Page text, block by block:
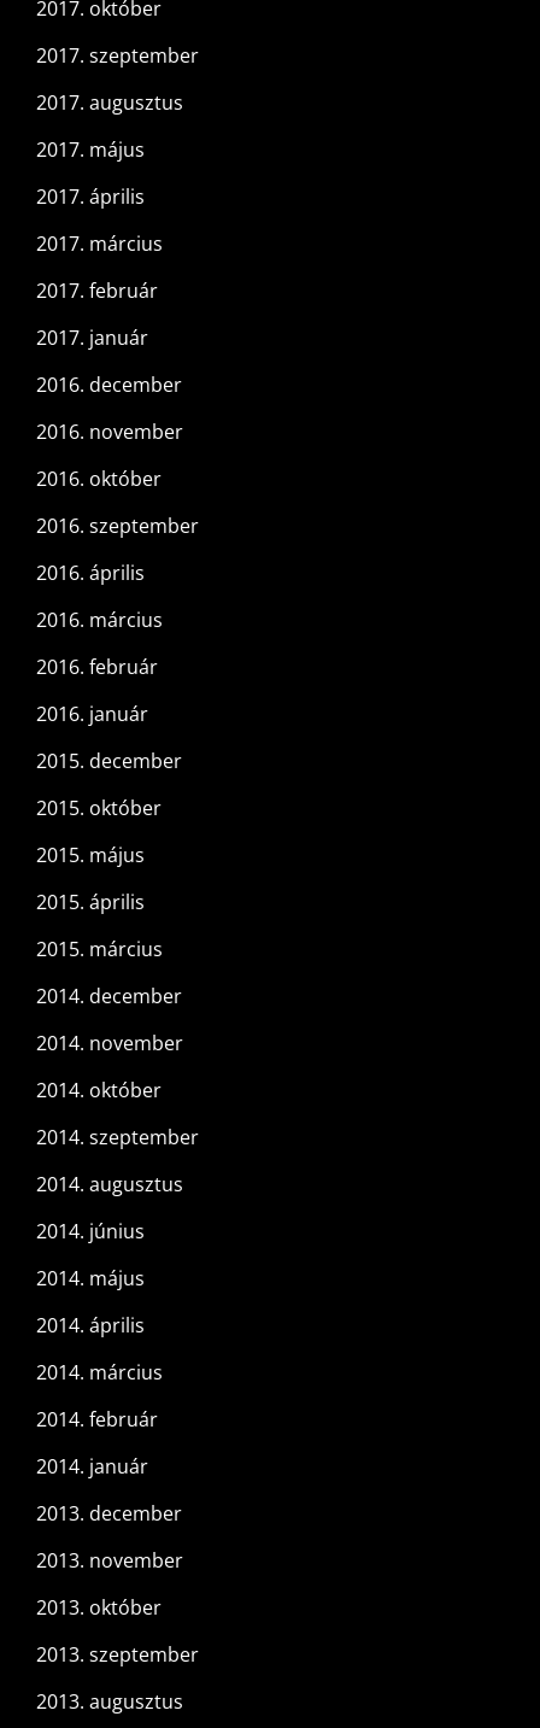
2017. október
2017. szeptember
2017. augusztus
2017. május
2017. április
2017. március
2017. február
2017. január
2016. december
2016. november
2016. október
2016. szeptember
2016. április
2016. március
2016. február
2016. január
2015. december
2015. október
2015. május
2015. április
2015. március
2014. december
2014. november
2014. október
2014. szeptember
2014. augusztus
2014. június
2014. május
2014. április
2014. március
2014. február
2014. január
2013. december
2013. november
2013. október
2013. szeptember
2013. augusztus